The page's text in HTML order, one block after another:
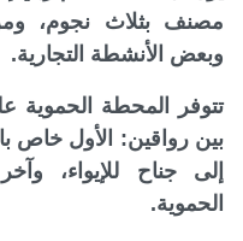
مصنف بثلاث نجوم،
وبعض الأنشطة التجارية.
بين رواقين: الأول خاص
إلى جناح للإيواء،
الحموية.